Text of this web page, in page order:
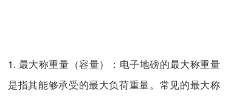
1. 最大称重量（容量）：电子地磅的最大称重量
是指其能够承受的最大负荷重量。常见的最大称